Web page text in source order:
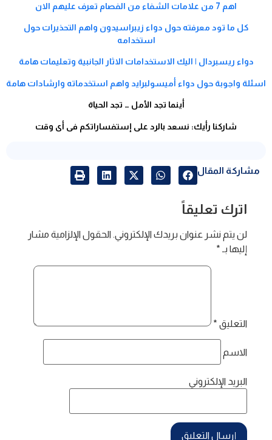
اهم 7 من علامات الشفاء من الفصام تعرف عليهم الان
كل ما تود معرفته حول دواء زيبراسيدون واهم التحذيرات حول
استخدامه
دواء ريسبردال | اليك الاستخدامات الاثار الجانبية وتعليمات هامة
اسئلة واجوبة حول دواء أميسولبرايد واهم استخدماته وارشادات هامة
أينما تجد الأمل … تجد الحياة
شاركنا رأيك: نسعد بالرد على إستفساراتكم فى أى وقت
مشاركة المقال
اترك تعليقاً
لن يتم نشر عنوان بريدك الإلكتروني. الحقول الإلزامية مشار
إليها بـ *
التعليق *
الاسم
البريد الإلكتروني